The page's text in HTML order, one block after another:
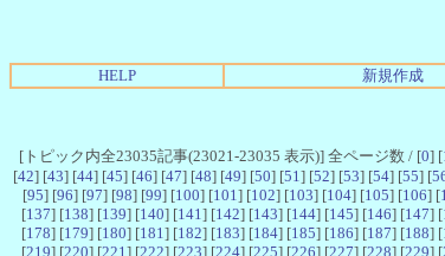
HELP 新規作成
[トピック内全23035記事(23021-23035 表示)] 全ページ数 / [0] [
[42] [43] [44] [45] [46] [47] [48] [49] [50] [51 ] [52] [53] [54] [55] [
[95] [96] [97] [98] [99] [100] [101 ] [102] [103] [104] [105] [106] [
[137] [138] [139] [140] [141 ] [142] [143] [144] [145] [146] [147] [
[178] [179] [180] [181 ] [182] [183] [184] [185] [186] [187] [188] [
[219] [220] [221 ] [222] [223] [224] [225] [226] [227] [228] [229] [